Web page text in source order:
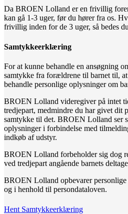
Da BROEN Lolland er en frivillig
kan gå 1-3 uger, før du hører fra os.
frivillig inden for de 3 uger, så bedes
Samtykkeerklæring
For at kunne behandle en ansøgning
samtykke fra forældrene til barnet til,
behandle personlige oplysninger om
BROEN Lolland videregiver på intet
tredjepart, medmindre du har givet dit
samtykke til det. BROEN Lolland ser
oplysninger i forbindelse med
indkøb af udstyr.
BROEN Lolland forbeholder sig dog
ved tredjepart angående barnets
BROEN Lolland opbevarer
og i henhold til persondataloven.
Hent Samtykkeerklæring